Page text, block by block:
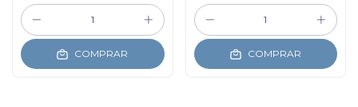
COMPRAR COMPRAR